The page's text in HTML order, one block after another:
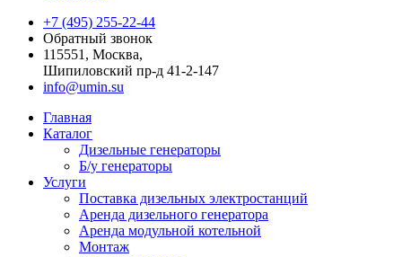
+7 (495) 255-22-44
Обратный звонок
115551, Москва,
Шипиловский пр-д 41-2-147
info@umin.su
Главная
Каталог
Дизельные генераторы
Б/у генераторы
Услуги
Поставка дизельных электростанций
Аренда дизельного генератора
Аренда модульной котельной
Монтаж